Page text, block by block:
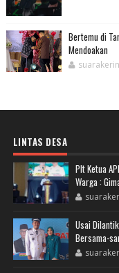
Bertemu di
Mendoakan
LINTAS DESA
Plt Ketua
Warga :
Usai
Bersama-